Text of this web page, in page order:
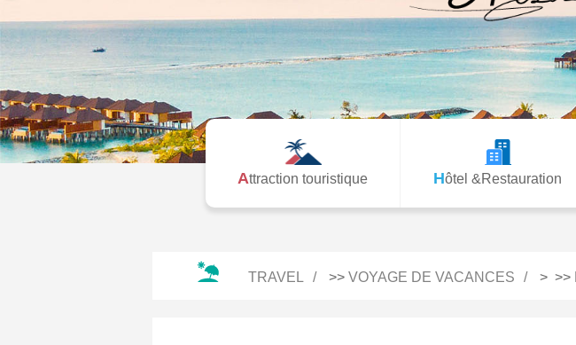
Attraction touristique Hôtel &Restauration
TRAVEL >> VOYAGE DE VACANCES > >>